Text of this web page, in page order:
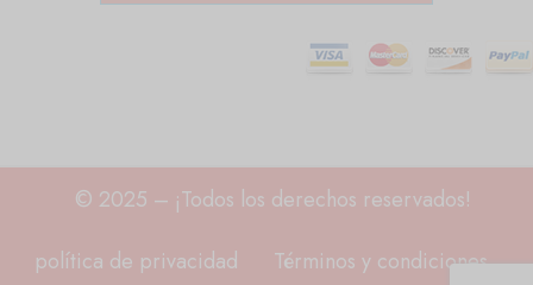
© 2025 – ¡Todos los derechos reservados!
política de privacidad
Términos y condiciones